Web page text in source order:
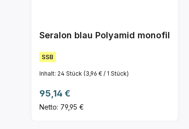
Seralon blau Polyamid monofil
SSB
Inhalt: 24 Stück (3,96 € / 1 Stück)
Regulärer Preis:
95,14 €
Netto: 79,95 €